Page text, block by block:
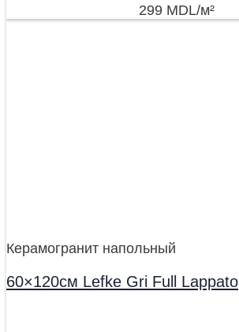
299 MDL/м²
Керамогранит напольный
60×120см Lefke Gri Full Lappato